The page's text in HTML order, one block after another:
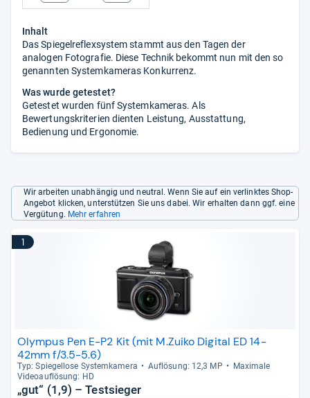
Inhalt
Das Spiegelreflexsystem stammt aus den Tagen der
analogen Fotografie. Diese Technik bekommt nun mit den so
genannten Systemkameras Konkurrenz.
Was wurde getestet?
Getestet wurden fünf Systemkameras. Als
Bewertungskriterien dienten Leistung, Ausstattung,
Bedienung und Ergonomie.
Wir arbeiten unabhängig und neutral. Wenn Sie auf ein verlinktes Shop-
Angebot klicken, unterstützen Sie uns dabei. Wir erhalten dann ggf. eine
Vergütung. Mehr erfahren
1
Olympus Pen E-P2 Kit (mit M.Zuiko Digital ED 14-
42mm f/3.5-5.6)
Typ: Spie­gel­lose Sys­tem­ka­mera Auf­lö­sung: 12,3 MP
Maxi­male
Videoauf­lö­sung: HD
„gut“ (1,9) – Testsieger